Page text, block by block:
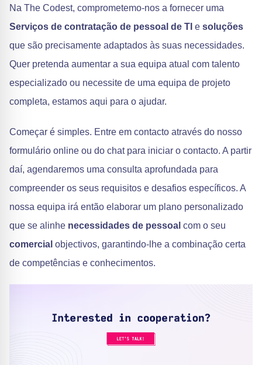
Na The Codest, comprometemo-nos a fornecer uma
Serviços de contratação de pessoal de TI e soluções
que são precisamente adaptados às suas necessidades.
Quer pretenda aumentar a sua equipa atual com talento
especializado ou necessite de uma equipa de projeto
completa, estamos aqui para o ajudar.
Começar é simples. Entre em contacto através do nosso
formulário online ou do chat para iniciar o contacto. A partir
daí, agendaremos uma consulta aprofundada para
compreender os seus requisitos e desafios específicos. A
nossa equipa irá então elaborar um plano personalizado
que se alinhe necessidades de pessoal com o seu
comercial objectivos, garantindo-lhe a combinação certa
de competências e conhecimentos.